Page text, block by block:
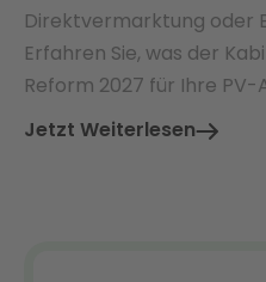
Direktvermarktung oder
Erfahren Sie, was der
Reform 2027 für Ihre
Jetzt Weiterlesen